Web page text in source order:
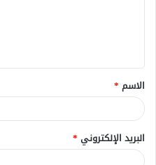
ق
*
الاسم *
البريد الإلكتروني *